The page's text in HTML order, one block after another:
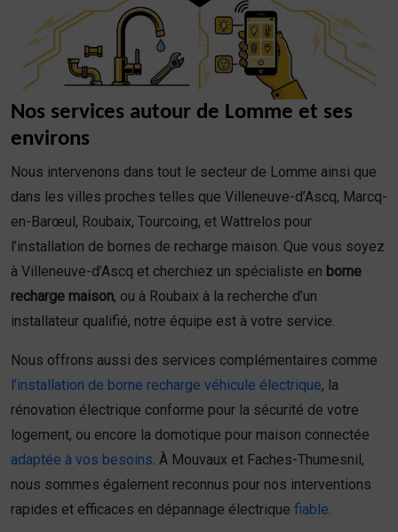
Nos services autour de Lomme et ses
environs
Nous intervenons dans tout le secteur de Lomme ainsi que
dans les villes proches telles que Villeneuve-d’Ascq, Marcq-
en-Barœul, Roubaix, Tourcoing, et Wattrelos pour
l’installation de bornes de recharge maison. Que vous soyez
à Villeneuve-d’Ascq et cherchiez un spécialiste en borne
recharge maison, ou à Roubaix à la recherche d’un
installateur qualifié, notre équipe est à votre service.
Nous offrons aussi des services complémentaires comme
l’installation de borne recharge véhicule électrique, la
rénovation électrique conforme pour la sécurité de votre
logement, ou encore la domotique pour maison connectée
adaptée à vos besoins . À Mouvaux et Faches-Thumesnil,
nous sommes également reconnus pour nos interventions
rapides et efficaces en dépannage électrique fiable